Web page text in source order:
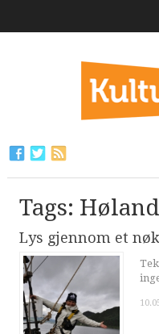
Tags: Høland
Lys gjennom et